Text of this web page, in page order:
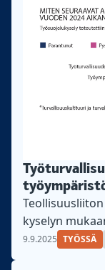
kyselyn
parantuneen.
9.9.2025 TYÖSSÄ